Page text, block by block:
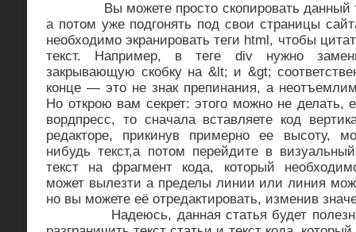
Вы можете просто скопировать данный
а потом уже подгонять под свои страницы
необходимо экранировать теги html, чтобы
текст. Например, в теге div нужно
закрывающую скобку на &lt; и &gt;
конце — это не знак препинания, а
Но открою вам секрет: этого можно не делать,
вордпресс, то сначала вставляете код
редакторе, прикинув примерно ее высоту,
нибудь текст,а потом перейдите в
текст на фрагмент кода, который
может вылезти а пределы линии или линия
но вы можете её отредактировать, изменив
Надеюсь, данная статья будет полезна